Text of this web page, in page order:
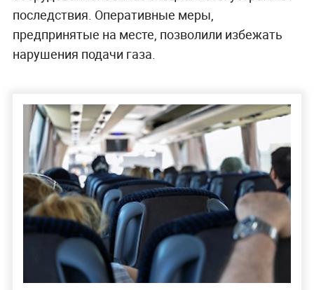
последствия. Оперативные меры,
предпринятые на месте, позволили избежать
нарушения подачи газа.